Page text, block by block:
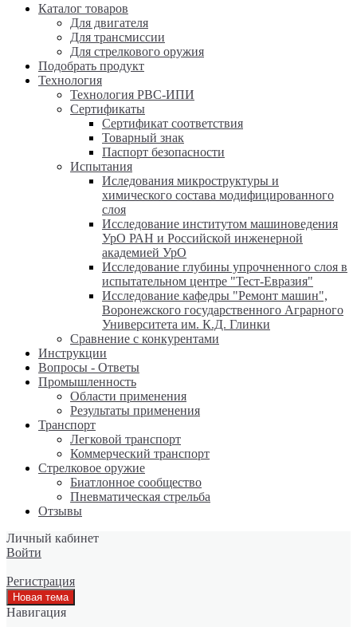
Каталог товаров
Для двигателя
Для трансмиссии
Для стрелкового оружия
Подобрать продукт
Технология
Технология РВС-ИПИ
Сертификаты
Сертификат соответствия
Товарный знак
Паспорт безопасности
Испытания
Иследования микроструктуры и
химического состава модифицированного
слоя
Исследование институтом машиноведения
УрО РАН и Российской инженерной
академией УрО
Исследование глубины упрочненного слоя в
испытательном центре "Тест-Евразия"
Исследование кафедры "Ремонт машин",
Воронежского государственного Аграрного
Университета им. К.Д. Глинки
Сравнение с конкурентами
Инструкции
Вопросы - Ответы
Промышленность
Области применения
Результаты применения
Транспорт
Легковой транспорт
Коммерческий транспорт
Стрелковое оружие
Биатлонное сообщество
Пневматическая стрельба
Отзывы
Личный кабинет
Войти
Регистрация
Навигация